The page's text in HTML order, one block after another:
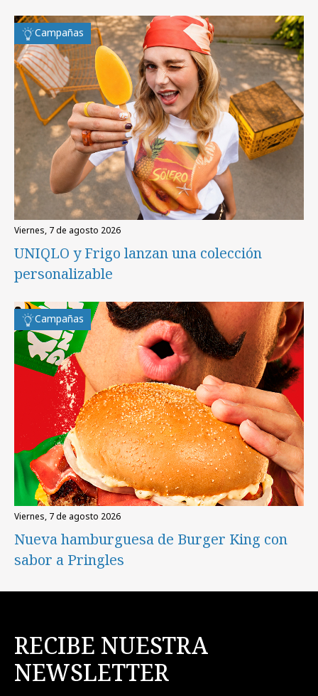
Campañas
viernes, 7 de agosto 2026
UNIQLO y Frigo lanzan una colección
personalizable
Campañas
viernes, 7 de agosto 2026
Nueva hamburguesa de Burger King con
sabor a Pringles
RECIBE NUESTRA
NEWSLETTER